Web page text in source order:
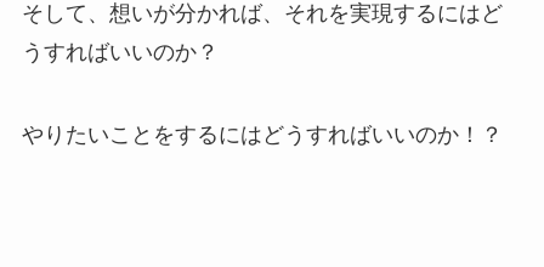
そして、想いが分かれば、それを実現するにはど
うすればいいのか？
やりたいことをするにはどうすればいいのか！？